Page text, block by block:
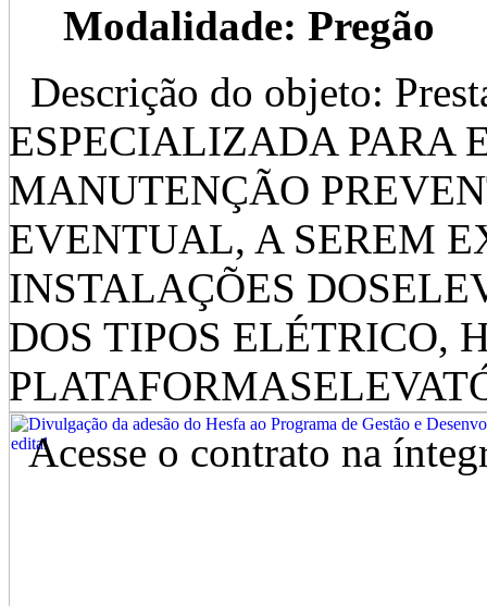
Modalidade: Pregão
Descrição do objeto:
ESPECIALIZADA PARA
MANUTENÇÃO
EVENTUAL, A SEREM
INSTALAÇÕES
DOS TIPOS ELÉTRICO,
Acesse o contrato na